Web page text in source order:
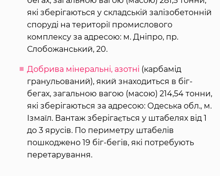
які зберігаються у складській залізобетонній
споруді на території промислового
комплексу за адресою: м. Дніпро, пр.
Слобожанський, 20.
Добрива мінеральні, азотні (карбамід
гранульований), який знаходиться в біг-
бегах, загальною вагою (масою) 214,54 тонни,
які зберігаються за адресою: Одеська обл., м.
Ізмаїл. Вантаж зберігається у штабелях від 1
до 3 ярусів. По периметру штабелів
пошкоджено 19 біг-бегів, які потребують
перетарування.